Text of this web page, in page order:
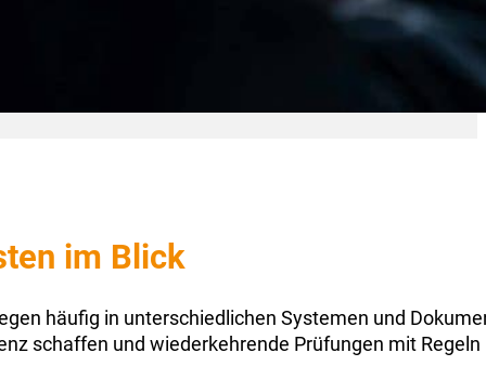
im Blick
häufig in unterschiedlichen Systemen und
schaffen und wiederkehrende Prüfungen mit Regeln